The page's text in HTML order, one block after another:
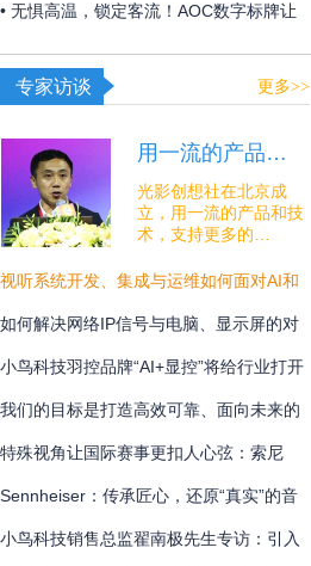
构建 OR over IP 网络底座
• 无惧高温，锁定客流！AOC数字标牌让
夏日线下经济突破“屏”障！
专家访谈 更多>>
用一流的产品…
光影创想社在北京成
立，用一流的产品和技
术，支持更多的…
视听系统开发、集成与运维如何面对AI和
安全的挑战？
如何解决网络IP信号与电脑、显示屏的对
接难题？
小鸟科技羽控品牌“AI+显控”将给行业打开
怎样的新未来？
我们的目标是打造高效可靠、面向未来的
专业通讯解决方案
特殊视角让国际赛事更扣人心弦：索尼
BRC-AM7在宁波射击世界杯中的系统化应
用
Sennheiser：传承匠心，还原“真实”的音
频体验
小鸟科技销售总监翟南极先生专访：引入